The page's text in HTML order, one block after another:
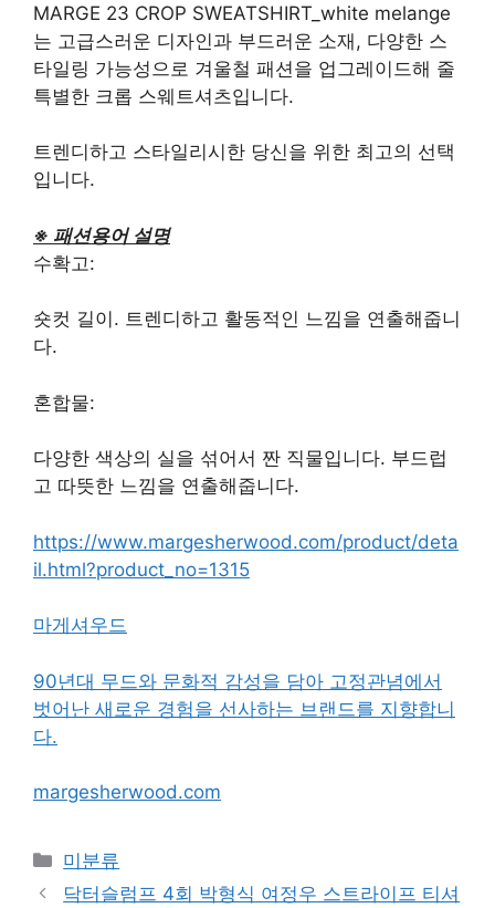
MARGE 23 CROP SWEATSHIRT_white melange
는 고급스러운 디자인과 부드러운 소재, 다양한 스
타일링 가능성으로 겨울철 패션을 업그레이드해 줄
특별한 크롭 스웨트셔츠입니다.
트렌디하고 스타일리시한 당신을 위한 최고의 선택
입니다.
※ 패션용어 설명
수확고:
숏컷 길이. 트렌디하고 활동적인 느낌을 연출해줍니
다.
혼합물:
다양한 색상의 실을 섞어서 짠 직물입니다. 부드럽
고 따뜻한 느낌을 연출해줍니다.
https://www.margesherwood.com/product/deta
il.html?product_no=1315
마게셔우드
90년대 무드와 문화적 감성을 담아 고정관념에서
벗어난 새로운 경험을 선사하는 브랜드를 지향합니
다.
margesherwood.com
Categories
미분류
닥터슬럼프 4회 박형식 여정우 스트라이프 티셔